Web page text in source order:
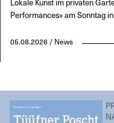
Performances» am Sonntag
05.08.2026 / News